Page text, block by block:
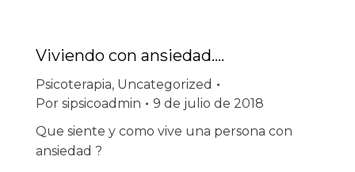
Viviendo con ansiedad….
Psicoterapia, Uncategorized
Por sipsicoadmin
9 de julio de 2018
Que siente y como vive una persona con
ansiedad ?